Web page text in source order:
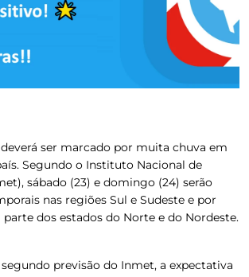
ser marcado por muita chuva em
Segundo o Instituto Nacional de
sábado (23) e domingo (24) serão
nas regiões Sul e Sudeste e por
dos estados do Norte e do Nordeste.
segundo previsão do Inmet, a expectativa